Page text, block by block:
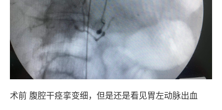
术前 腹腔干痉挛变细，但是还是看见胃左动脉出血